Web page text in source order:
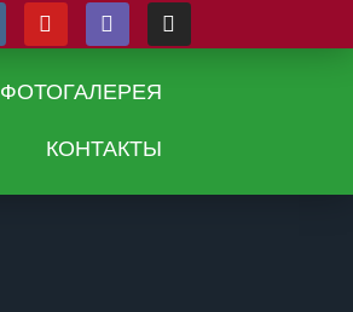
ФОТОГАЛЕРЕЯ
КОНТАКТЫ